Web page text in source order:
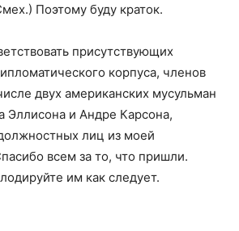
Поэтому буду краток.
присутствующих
корпуса, членов
двух американских мусульман
Эллисона и Андре Карсона,
лиц из моей
всем за то, что пришли.
им как следует.